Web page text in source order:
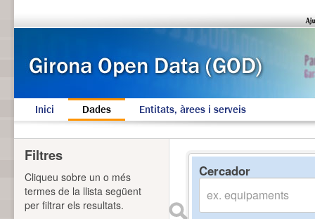
Inici Dades Entitats, àrees i serveis
Cercador
Filtres
Cliqueu sobre un o més
termes de la llista següent
per filtrar els resultats.